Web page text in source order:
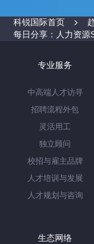
科锐国际首页
每日分享：人力资源
专业服务
中高端人才访寻
招聘流程外包
灵活用工
独立顾问
校招与雇主品牌
人才培训与发展
人才规划与咨询
生态网络